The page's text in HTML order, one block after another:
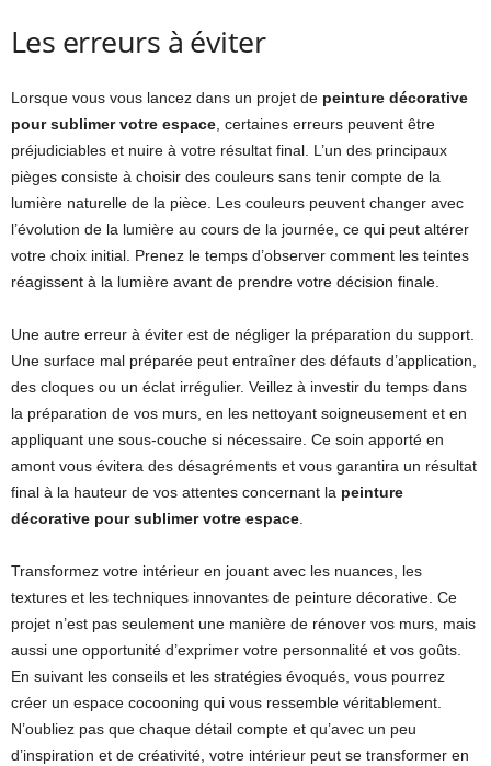
Les erreurs à éviter
Lorsque vous vous lancez dans un projet de peinture décorative
pour sublimer votre espace , certaines erreurs peuvent être
préjudiciables et nuire à votre résultat final. L’un des principaux
pièges consiste à choisir des couleurs sans tenir compte de la
lumière naturelle de la pièce. Les couleurs peuvent changer avec
l’évolution de la lumière au cours de la journée, ce qui peut altérer
votre choix initial. Prenez le temps d’observer comment les teintes
réagissent à la lumière avant de prendre votre décision finale.
Une autre erreur à éviter est de négliger la préparation du support.
Une surface mal préparée peut entraîner des défauts d’application,
des cloques ou un éclat irrégulier. Veillez à investir du temps dans
la préparation de vos murs, en les nettoyant soigneusement et en
appliquant une sous-couche si nécessaire. Ce soin apporté en
amont vous évitera des désagréments et vous garantira un résultat
final à la hauteur de vos attentes concernant la peinture
décorative pour sublimer votre espace
Transformez votre intérieur en jouant avec les nuances, les
textures et les techniques innovantes de peinture décorative. Ce
projet n’est pas seulement une manière de rénover vos murs, mais
aussi une opportunité d’exprimer votre personnalité et vos goûts.
En suivant les conseils et les stratégies évoqués, vous pourrez
créer un espace cocooning qui vous ressemble véritablement.
N’oubliez pas que chaque détail compte et qu’avec un peu
d’inspiration et de créativité, votre intérieur peut se transformer en